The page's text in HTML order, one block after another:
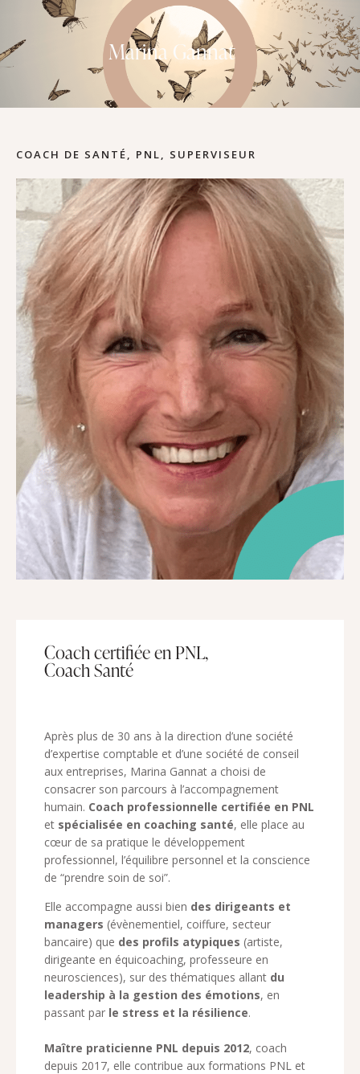
Marina Gannat
COACH DE SANTÉ, PNL, SUPERVISEUR
Coach certifiée en PNL,
Coach Santé
Après plus de 30 ans à la direction d’une société
d’expertise comptable et d’une société de conseil
aux entreprises, Marina Gannat a choisi de
consacrer son parcours à l’accompagnement
humain. Coach professionnelle certifiée en PNL
et spécialisée en coaching santé, elle place au
cœur de sa pratique le développement
professionnel, l’équilibre personnel et la conscience
de “prendre soin de soi”.
Elle accompagne aussi bien des dirigeants et
managers (évènementiel, coiffure, secteur
bancaire) que des profils atypiques (artiste,
dirigeante en équicoaching, professeure en
neurosciences), sur des thématiques allant du
leadership à la gestion des émotions, en
passant par le stress et la résilience.
Maître praticienne PNL depuis 2012, coach
depuis 2017, elle contribue aux formations PNL et